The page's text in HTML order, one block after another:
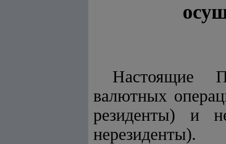
Настоящие
валютных
резиденты) и
нерезиденты).